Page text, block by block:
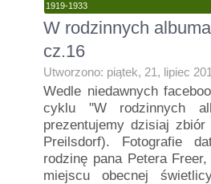
1919-1933
W rodzinnych
cz.16
Utworzono: piątek, 21, lipiec
Wedle niedawnych
cyklu "W rodzinnych
prezentujemy dzisiaj zbiór
Preilsdorf). Fotografie
rodzinę pana Petera
miejscu obecnej